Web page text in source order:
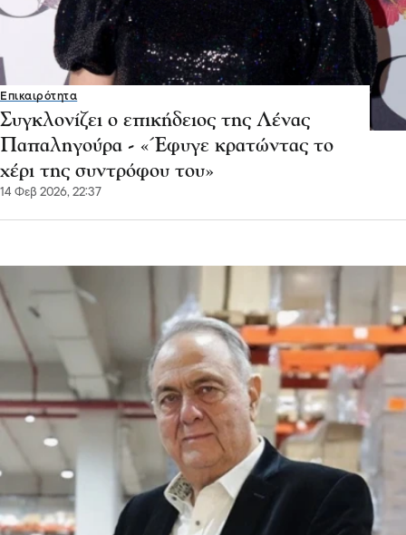
Επικαιρότητα
Συγκλονίζει ο επικήδειος της Λένας
Παπαληγούρα - «Έφυγε κρατώντας το
χέρι της συντρόφου του»
14 Φεβ 2026, 22:37